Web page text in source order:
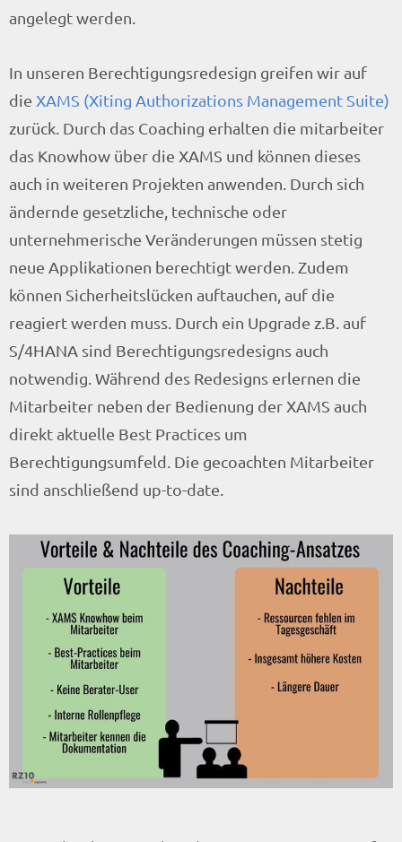
angelegt werden.
In unseren Berechtigungsredesign greifen wir auf
die XAMS (Xiting Authorizations Management Suite)
zurück. Durch das Coaching erhalten die mitarbeiter
das Knowhow über die XAMS und können dieses
auch in weiteren Projekten anwenden. Durch sich
ändernde gesetzliche, technische oder
unternehmerische Veränderungen müssen stetig
neue Applikationen berechtigt werden. Zudem
können Sicherheitslücken auftauchen, auf die
reagiert werden muss. Durch ein Upgrade z.B. auf
S/4HANA sind Berechtigungsredesigns auch
notwendig. Während des Redesigns erlernen die
Mitarbeiter neben der Bedienung der XAMS auch
direkt aktuelle Best Practices um
Berechtigungsumfeld. Die gecoachten Mitarbeiter
sind anschließend up-to-date.